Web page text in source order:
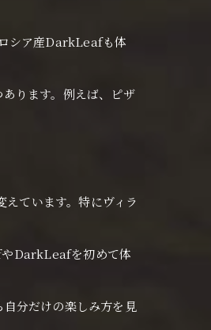
シア産DarkLeafも体
ります。例えば、ピザ
ています。特にヴィラ
やDarkLeafを初めて体
分だけの楽しみ方を見